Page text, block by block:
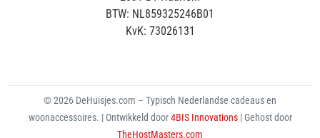
BTW: NL859325246B01
KvK: 73026131
© 2026 DeHuisjes.com – Typisch Nederlandse cadeaus en
woonaccessoires. | Ontwikkeld door4BIS Innovations | Gehost door
TheHostMasters.com